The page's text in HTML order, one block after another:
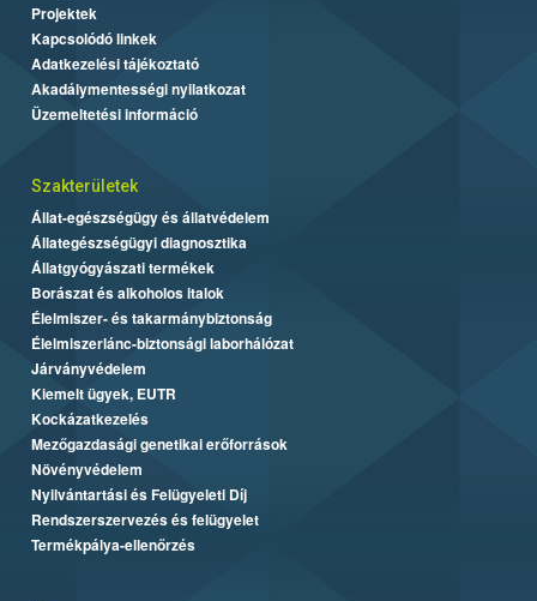
Projektek
Kapcsolódó linkek
Adatkezelési tájékoztató
Akadálymentességi nyilatkozat
Üzemeltetési információ
Szakterületek
Állat-egészségügy és állatvédelem
Állategészségügyi diagnosztika
Állatgyógyászati termékek
Borászat és alkoholos italok
Élelmiszer- és takarmánybiztonság
Élelmiszerlánc-biztonsági laborhálózat
Járványvédelem
Kiemelt ügyek, EUTR
Kockázatkezelés
Mezőgazdasági genetikai erőforrások
Növényvédelem
Nyilvántartási és Felügyeleti Díj
Rendszerszervezés és felügyelet
Termékpálya-ellenőrzés